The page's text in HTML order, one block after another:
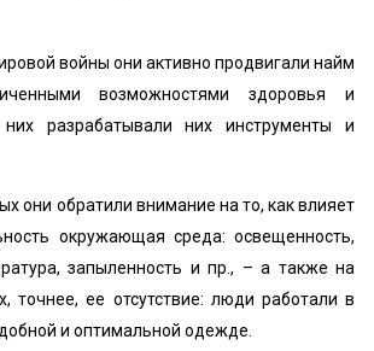
войны они активно продвигали найм
возможностями здоровья и
разрабатывали них инструменты и
они обратили внимание на то, как влияет
окружающая среда: освещенность,
запыленность и пр., – а также на
точнее, ее отсутствие: люди работали в
и оптимальной одежде.